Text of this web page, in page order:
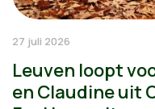
27 juli 2026
Leuven loopt
en Claudine uit